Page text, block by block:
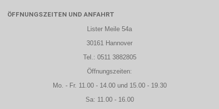
ÖFFNUNGSZEITEN UND ANFAHRT
Lister Meile 54a
30161 Hannover
Tel.: 0511 3882805
Öffnungszeiten:
Mo. - Fr. 11.00 - 14.00 und 15.00 - 19.30
Sa: 11.00 - 16.00